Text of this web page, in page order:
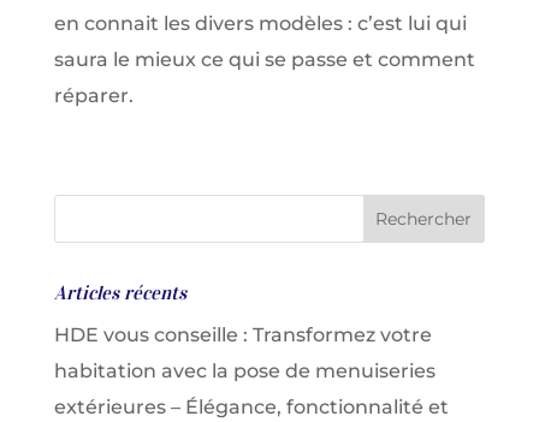
en connait les divers modèles : c’est lui qui
saura le mieux ce qui se passe et comment
réparer.
Articles récents
HDE vous conseille : Transformez votre
habitation avec la pose de menuiseries
extérieures – Élégance, fonctionnalité et